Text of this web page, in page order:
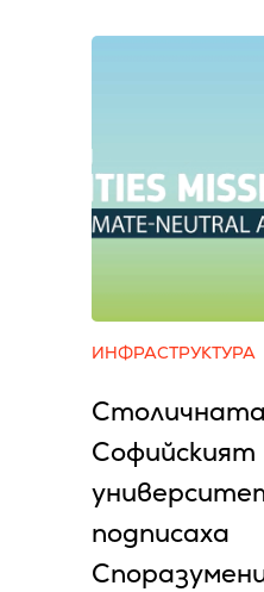
ИНФРАСТРУКТУРА
Софийският
подписаха